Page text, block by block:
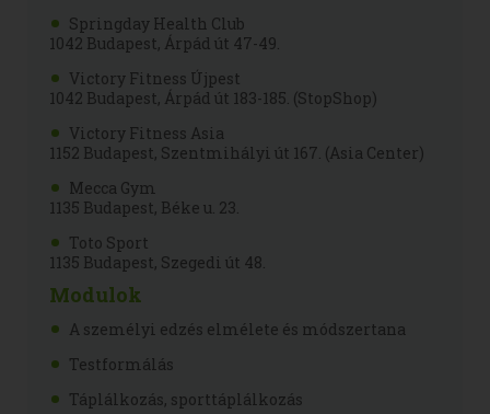
Springday Health Club
1042 Budapest, Árpád út 47-49.
Victory Fitness Újpest
1042 Budapest, Árpád út 183-185. (StopShop)
Victory Fitness Asia
1152 Budapest, Szentmihályi út 167. (Asia Center)
Mecca Gym
1135 Budapest, Béke u. 23.
Toto Sport
1135 Budapest, Szegedi út 48.
Modulok
A személyi edzés elmélete és módszertana
Testformálás
Táplálkozás, sporttáplálkozás